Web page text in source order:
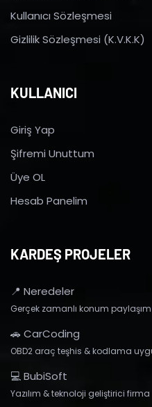
Kullanıcı Sözleşmesi
Gizlilik Sözleşmesi (K.V.K.K)
KULLANICI
Giriş Yap
Şifremi Unuttum
Üye OL
Hesab Panelim
KARDEŞ PROJELER
📍 Neredeler
Gerçek zamanlı konum
🚗 CarCoding
OBD2 araç teşhis & kodlama
💻 BubiSoft
Yazılım & teknoloji geliştirici firma